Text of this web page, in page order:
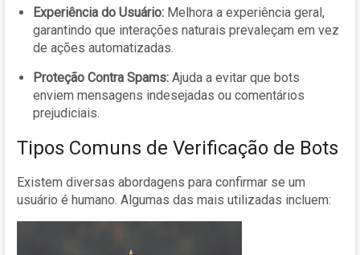
Experiência do Usuário: Melhora a experiência geral,
garantindo que interações naturais prevaleçam em vez
de ações automatizadas.
Proteção Contra Spams: Ajuda a evitar que bots
enviem mensagens indesejadas ou comentários
prejudiciais.
Tipos Comuns de Verificação de Bots
Existem diversas abordagens para confirmar se um
usuário é humano. Algumas das mais utilizadas incluem: